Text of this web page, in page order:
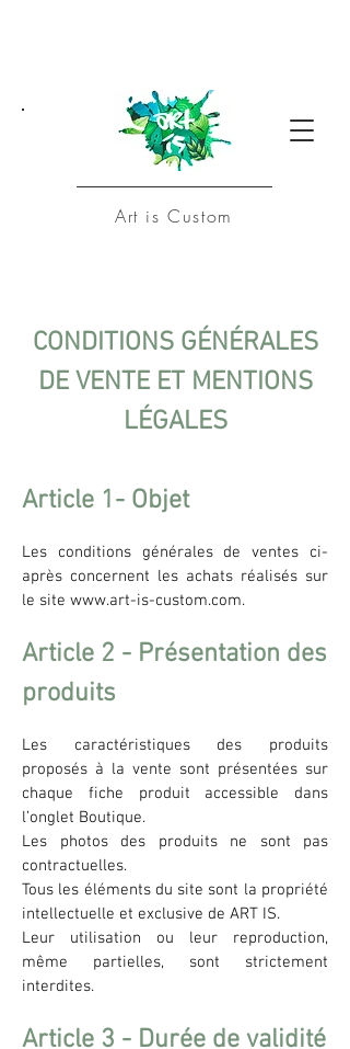
Art is Custom
CONDITIONS GÉNÉRALES
DE VENTE ET MENTIONS
LÉGALES
Article 1- Objet
Les conditions générales de ventes ci-
après concernent les achats réalisés sur
le site www.art-is-custom.com.
Article 2 - Présentation des
produits
Les caractéristiques des produits
proposés à la vente sont présentées sur
chaque fiche produit accessible dans
l’onglet Boutique.
Les photos des produits ne sont pas
contractuelles.
Tous les éléments du site sont la propriété
intellectuelle et exclusive de ART IS.
Leur utilisation ou leur reproduction,
même partielles, sont strictement
interdites.
Article 3 - Durée de validité